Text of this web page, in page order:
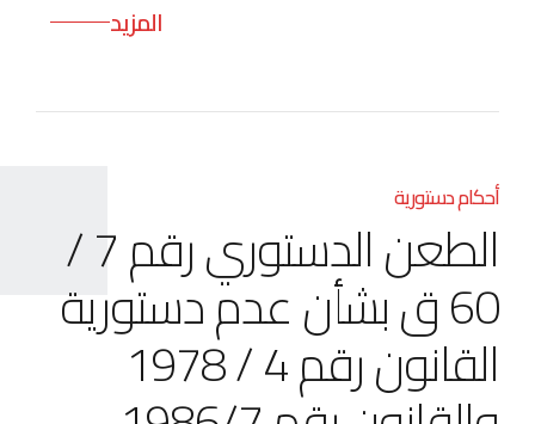
المزيد
أحكام دستورية
الطعن الدستوري رقم 7 /
60 ق بشأن عدم دستورية
القانون رقم 4 / 1978